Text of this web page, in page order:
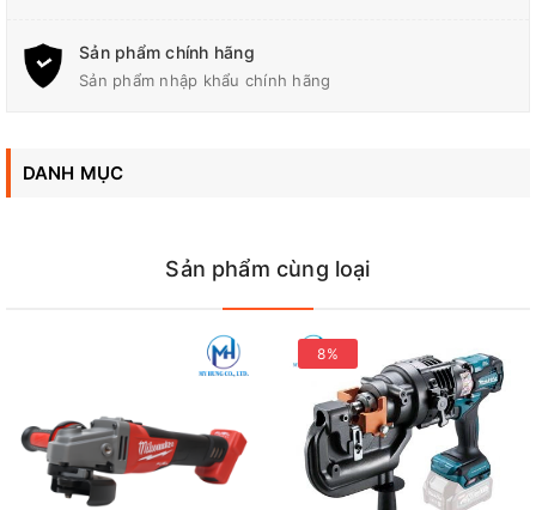
Kích thước
100mm
Sản phẩm chưa bao gồm pin sạc, xem thêm sản phẩm đầy đủ
pin sạc tại đây:
Sản phẩm chính hãng
Sản phẩm nhập khẩu chính hãng
DANH MỤC
Sản phẩm cùng loại
8%